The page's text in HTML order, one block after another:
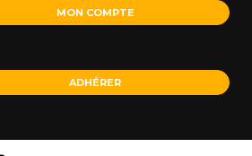
MON COMPTE
ADHÉRER
panel